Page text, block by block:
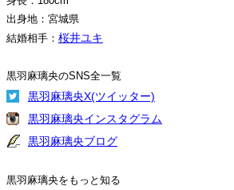
出身地：宮城県
結婚相手： 桜井ユキ
黒羽麻璃央のSNS全一覧
黒羽麻璃央X(ツイッター)
黒羽麻璃央インスタグラム
黒羽麻璃央ブログ
黒羽麻璃央をもっと知る